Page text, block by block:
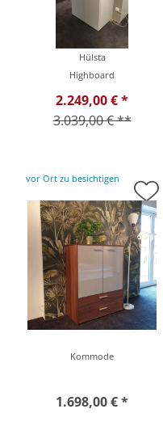
Hülsta
Highboard
2.249,00 € *
3.039,00 € **
vor Ort zu besichtigen
Kommode
1.698,00 € *